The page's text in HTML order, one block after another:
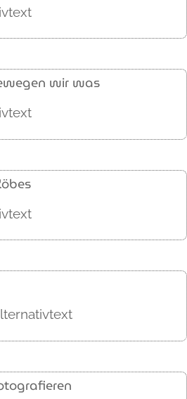
wir was